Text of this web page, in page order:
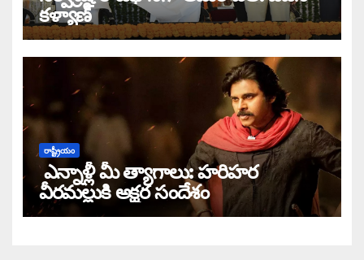
కళ్యాణ్
రాష్ట్రీయం
ఎన్నాళ్లీ మీ త్యాగాలు: హరిహర
వీరమల్లుకి అక్షర సందేశం